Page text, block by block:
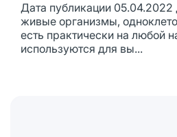
Дата публикации
живые организмы,
есть практически на любой
используются для вы...